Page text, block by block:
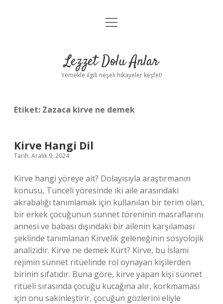
Anasayfa
Yasal Uyarı
menüyü
Lezzet Dolu Anlar
Yemekle ilgili neşeli hikayeler keşfet!
Etiket: Zazaca kirve ne demek
Kirve Hangi Dil
Tarih: Aralık 9, 2024
Kirve hangi yöreye ait? Dolayısıyla araştırmanın
konusu, Tunceli yöresinde iki aile arasındaki
akrabalığı tanımlamak için kullanılan bir terim olan,
bir erkek çocuğunun sünnet töreninin masraflarını
annesi ve babası dışındaki bir ailenin karşılaması
şeklinde tanımlanan Kirvelik geleneğinin sosyolojik
analizidir. Kirve ne demek Kürt? Kirve, bu İslami
rejimin sünnet ritüelinde rol oynayan kişilerden
birinin sıfatıdır. Buna göre, kirve yapan kişi sünnet
ritüeli sırasında çocuğu kucağına alır, korkmaması
için onu sakinleştirir, çocuğun gözlerini eliyle